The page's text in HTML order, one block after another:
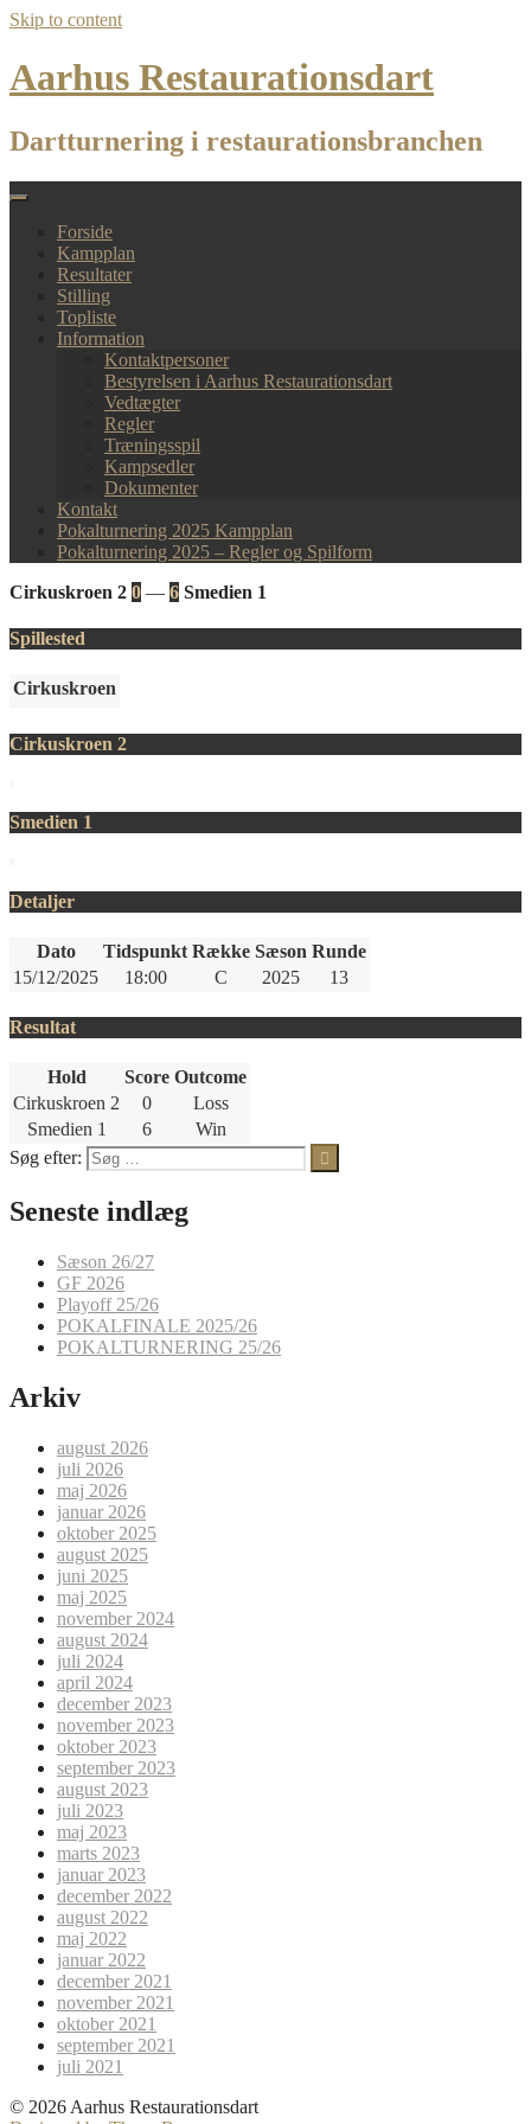
Skip to content
Aarhus Restaurationsdart
Dartturnering i restaurationsbranchen
Forside
Kampplan
Resultater
Stilling
Topliste
Information
Kontaktpersoner
Bestyrelsen i Aarhus Restaurationsdart
Vedtægter
Regler
Træningsspil
Kampsedler
Dokumenter
Kontakt
Pokalturnering 2025 Kampplan
Pokalturnering 2025 – Regler og Spilform
Cirkuskroen 2 0 — 6 Smedien 1
Spillested
Cirkuskroen
Cirkuskroen 2
Smedien 1
Detaljer
Dato Tidspunkt Række Sæson Runde
15/12/2025
18:00 C 2025 13
Resultat
Hold Score Outcome
Cirkuskroen 2
0
Loss
Smedien 1
6
Win
Søg efter:
Seneste indlæg
Sæson 26/27
GF 2026
Playoff 25/26
POKALFINALE 2025/26
POKALTURNERING 25/26
Arkiv
august 2026
juli 2026
maj 2026
januar 2026
oktober 2025
august 2025
juni 2025
maj 2025
november 2024
august 2024
juli 2024
april 2024
december 2023
november 2023
oktober 2023
september 2023
august 2023
juli 2023
maj 2023
marts 2023
januar 2023
december 2022
august 2022
maj 2022
januar 2022
december 2021
november 2021
oktober 2021
september 2021
juli 2021
© 2026 Aarhus Restaurationsdart